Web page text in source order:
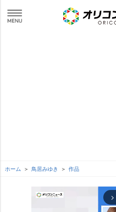
ホーム 鳥居みゆき 作品
arrow_forward_ios